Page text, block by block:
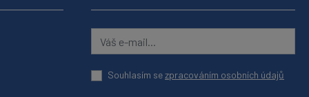
Souhlasím sezpracováním osobních údajů